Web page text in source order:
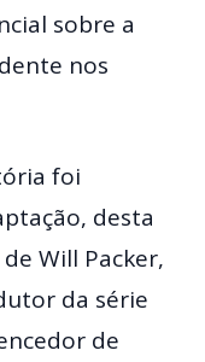
sobre a
nos
foi
desta
Will Packer,
da série
de